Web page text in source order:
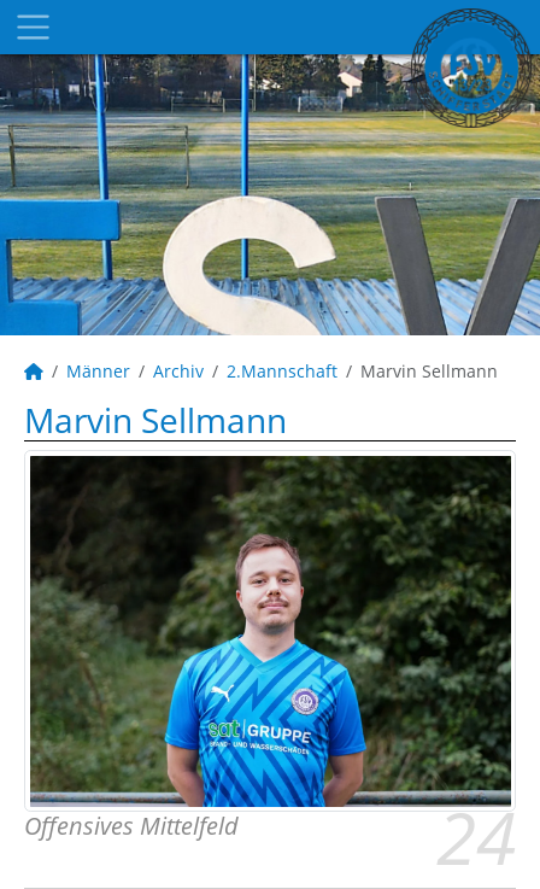
Männer Archiv 2.Mannschaft Marvin Sellmann
Marvin Sellmann
24
Offensives Mittelfeld